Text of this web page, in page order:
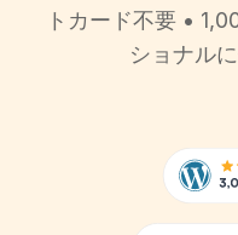
トカード不要 •
ショナル